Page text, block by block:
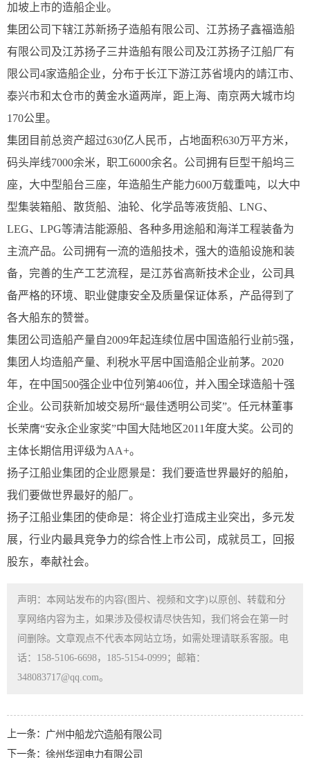
加坡上市的造船企业。
集团公司下辖江苏新扬子造船有限公司、江苏扬子鑫福造船
有限公司及江苏扬子三井造船有限公司及江苏扬子江船厂有
限公司4家造船企业，分布于长江下游江苏省境内的靖江市、
泰兴市和太仓市的黄金水道两岸，距上海、南京两大城市均
170公里。
集团目前总资产超过630亿人民币，占地面积630万平方米，
码头岸线7000余米，职工6000余名。公司拥有巨型干船坞三
座，大中型船台三座，年造船生产能力600万载重吨，以大中
型集装箱船、散货船、油轮、化学品等液货船、LNG、
LEG、LPG等清洁能源船、各种多用途船和海洋工程装备为
主流产品。公司拥有一流的造船技术，强大的造船设施和装
备，完善的生产工艺流程，是江苏省高新技术企业，公司具
备严格的环境、职业健康安全及质量保证体系，产品得到了
各大船东的赞誉。
集团公司造船产量自2009年起连续位居中国造船行业前5强，
集团人均造船产量、利税水平居中国造船企业前茅。2020
年，在中国500强企业中位列第406位，并入围全球造船十强
企业。公司获新加坡交易所“最佳透明公司奖”。任元林董事
长荣膺“安永企业家奖”中国大陆地区2011年度大奖。公司的
主体长期信用评级为AA+。
扬子江船业集团的企业愿景是：我们要造世界最好的船舶，
我们要做世界最好的船厂。
扬子江船业集团的使命是：将企业打造成主业突出，多元发
展，行业内最具竞争力的综合性上市公司，成就员工，回报
股东，奉献社会。
声明：本网站发布的内容(图片、视频和文字)以原创、转载和分
享网络内容为主，如果涉及侵权请尽快告知，我们将会在第一时
间删除。文章观点不代表本网站立场，如需处理请联系客服。电
话：158-5106-6698，185-5154-0999；邮箱：
348083717@qq.com。
上一条： 广州中船龙穴造船有限公司
下一条： 徐州华润电力有限公司